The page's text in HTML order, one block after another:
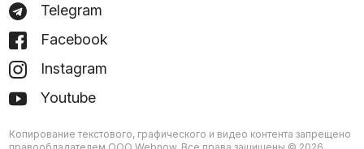
Telegram
Facebook
Instagram
Youtube
Копирование текстового, графического и видео контента запрещено